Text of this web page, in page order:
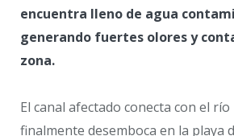
encuentra lleno de agua
generando fuertes olores y
zona.
El canal afectado conecta con el
finalmente desemboca en la playa